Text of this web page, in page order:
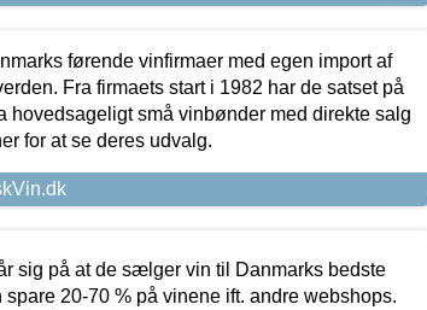
førende vinfirmaer med egen import af
Fra firmaets start i 1982 har de satset på
hovedsageligt små vinbønder med direkte salg
for at se deres udvalg.
sig på at de sælger vin til Danmarks bedste
spare 20-70 % på vinene ift. andre webshops.